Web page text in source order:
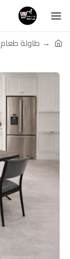
طاولة طعام 4 كراسي قابله للطي بتصميم مميز بعدة الوان